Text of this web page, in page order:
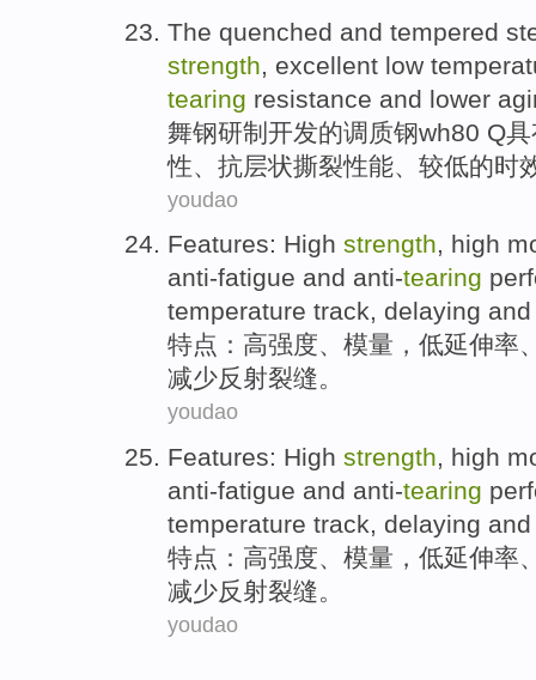
The quenched and tempered
strength
excellent low
tearing resistance and lower
舞钢研制开发的调 质钢wh80 Q
性
抗层状撕裂性能、 较低的时
youdao
Features: High strength, high
anti-fatigue and anti-tearing
temperature track, delaying
特点 ： 高强度、 模量 ， 低延伸率
减少反射裂缝。
youdao
Features: High strength, high
anti-fatigue and anti-tearing
temperature track, delaying
特点 ： 高强度、 模量 ， 低延伸率
减少反射裂缝。
youdao